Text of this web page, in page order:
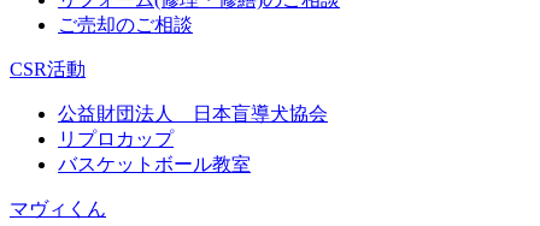
ご売却のご相談
CSR活動
公益財団法人 日本盲導犬協会
リプロカップ
バスケットボール教室
マヴィくん